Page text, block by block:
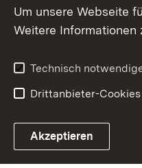
Um unsere Webseite
Weitere Informationen
Technisch
Drittanbieter-
Akzeptieren